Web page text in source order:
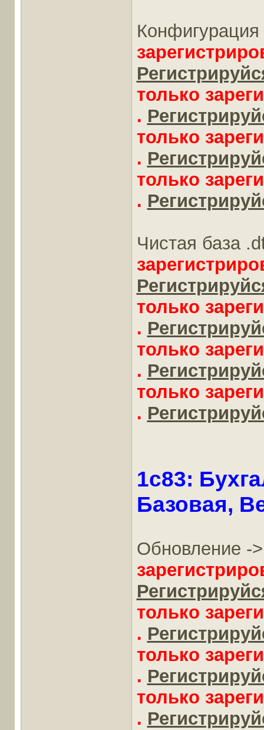
только
.
только
.
только
.
Чистая база
только
.
только
.
только
.
1c83:
Базовая,
Обновление -
только
.
только
.
только
.